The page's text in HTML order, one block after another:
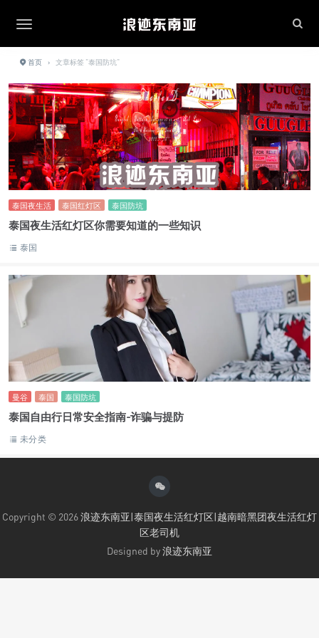
首页 › 文章标签 "泰国防坑"
泰国夜生活 泰国红灯区 泰国防坑
泰国夜生活红灯区你需要知道的一些知识
泰国
曼谷 泰国 泰国防坑
泰国自由行日常安全指南-诈骗与提防
未分类
Copyright © 2026浪迹东南亚|泰国夜生活红灯区|越南暗黑团夜生活红灯
区老司机
Designed by浪迹东南亚